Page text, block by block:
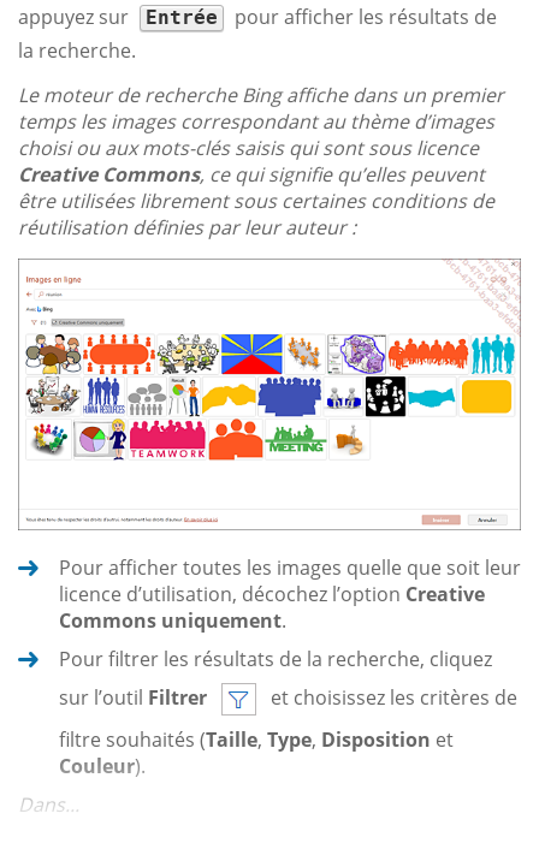
appuyez sur
Entrée
pour afficher les résultats de
la recherche.
Le moteur de recherche Bing affiche dans un premier
temps les images correspondant au thème d’images
choisi ou aux mots-clés saisis qui sont sous licence
Creative Commons, ce qui signifie qu’elles peuvent
être utilisées librement sous certaines conditions de
réutilisation définies par leur auteur :
Pour afficher toutes les images quelle que soit leur
licence d’utilisation, décochez l’option Creative
Commons uniquement.
Pour filtrer les résultats de la recherche, cliquez
sur l’outil Filtrer
et choisissez les critères de
filtre souhaités (Taille, Type, Disposition et
Couleur).
Dans...